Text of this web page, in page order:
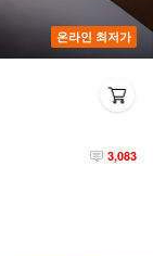
온라인 최저가
3,083